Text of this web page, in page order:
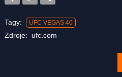
Tagy: UFC VEGAS 40
Zdroje: ufc.com